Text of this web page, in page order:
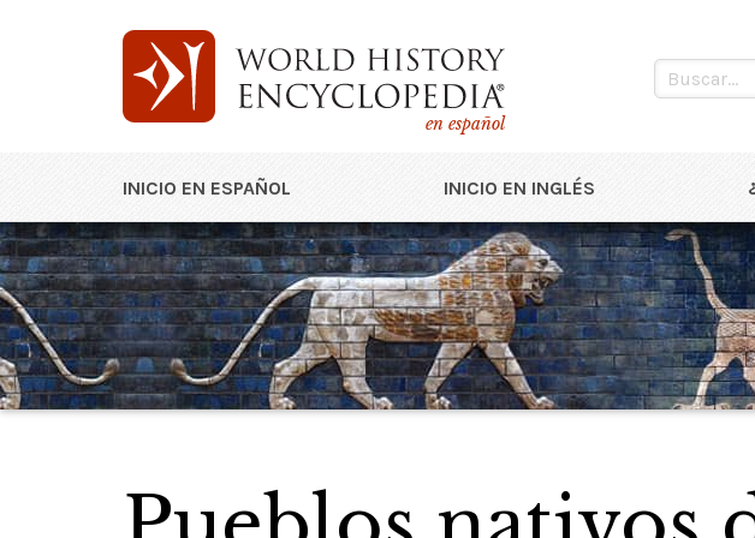
en español
INICIO EN ESPAÑOL INICIO EN INGLÉS